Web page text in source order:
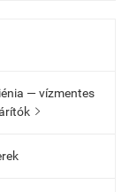
— vízmentes
